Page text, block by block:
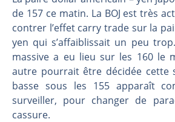
de 157 ce matin. La BOJ est très
contrer l’effet carry trade sur la
yen qui s’affaiblissait un peu
massive a eu lieu sur les 160 le
autre pourrait être décidée cette
basse sous les 155 apparaît
surveiller, pour changer de
cassure.